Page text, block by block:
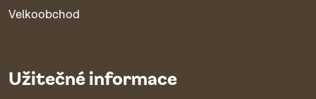
Velkoobchod
Užitečné informace